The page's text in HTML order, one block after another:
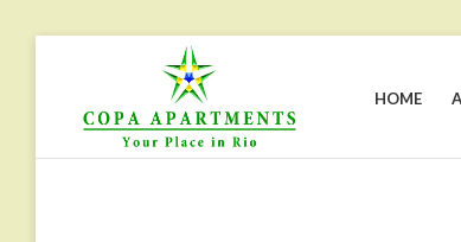
COPA
APARTMENTS
Appartamenti
in
a
HOME